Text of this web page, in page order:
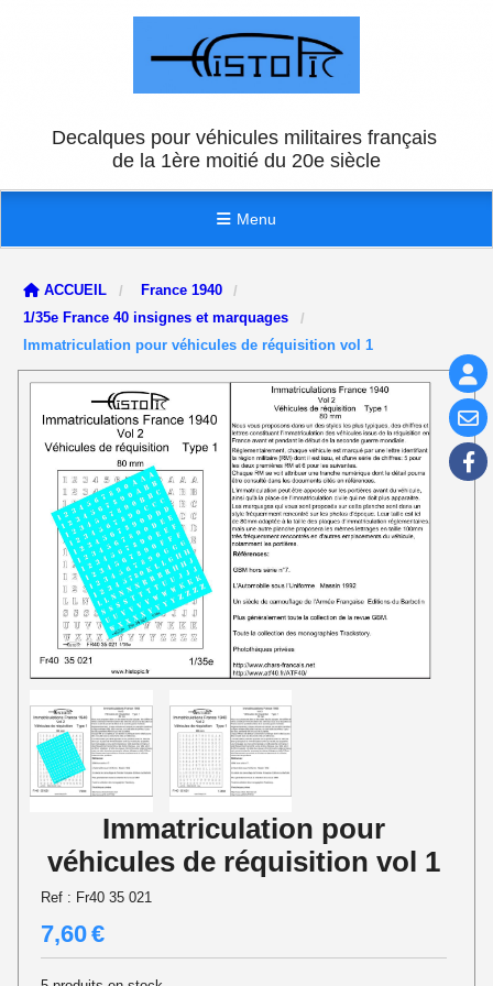
Decalques pour véhicules militaires français
de la 1ère moitié du 20e siècle
Menu
ACCUEIL
France 1940
1/35e France 40 insignes et marquages
Immatriculation pour véhicules de réquisition vol 1
Immatriculation pour
véhicules de réquisition vol 1
Ref : Fr40 35 021
7,60€